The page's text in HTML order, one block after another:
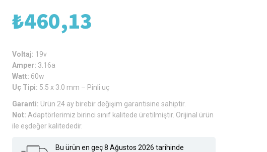
₺460,13
Voltaj: 19v
Amper: 3.16a
Watt: 60w
Uç Tipi: 5.5 x 3.0 mm – Pinli uç
Garanti: Ürün 24 ay birebir değişim garantisine sahiptir.
Not: Adaptörlerimiz birinci sınıf kalitede üretilmiştir. Orijinal ürün
ile eşdeğer kalitededir.
Bu ürün en geç 8 Ağustos 2026 tarihinde